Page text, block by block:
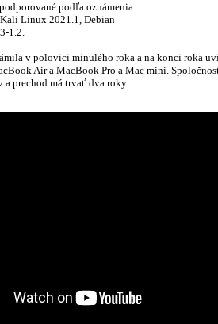
podľa oznámenia
Linux 2021.1, Debian
1.2.
v polovici minulého roka a na konci roka
Air a MacBook Pro a Mac mini.
a prechod má trvať dva roky.